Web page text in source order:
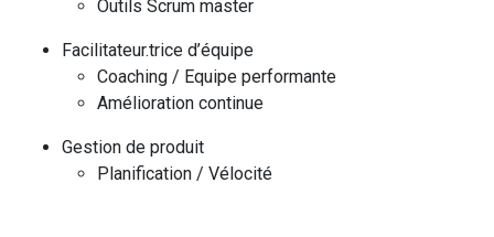
Outils Scrum master
Facilitateur.trice d’équipe
Coaching / Equipe performante
Amélioration continue
Gestion de produit
Planification / Vélocité